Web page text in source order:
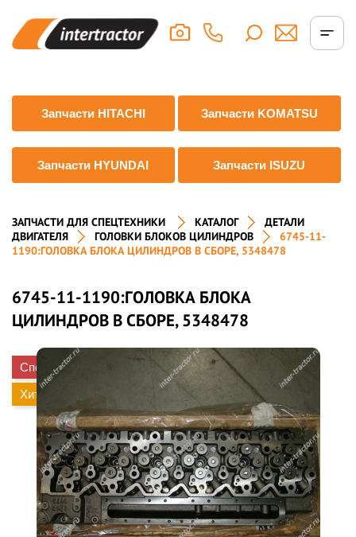
Запчасти HITACHI Запчасти KOMATSU
Запчасти HYUNDAI Запчасти ISUZU
ЗАПЧАСТИ ДЛЯ СПЕЦТЕХНИКИ КАТАЛОГ
ДЕТАЛИ
ДВИГАТЕЛЯ
ГОЛОВКИ БЛОКОВ ЦИЛИНДРОВ
6745-11-
1190:ГОЛОВКА БЛОКА ЦИЛИНДРОВ В СБОРЕ, 5348478
6745-11-1190:ГОЛОВКА БЛОКА
ЦИЛИНДРОВ В СБОРЕ, 5348478
Спецпредложение
Хит